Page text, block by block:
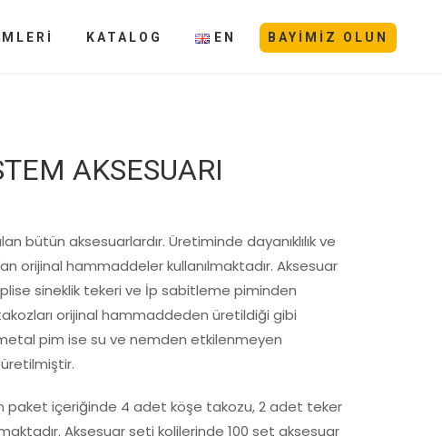
KATALOG EN BAYIMIZ OLUN
AKSESUARI
bütün aksesuarlardır. Üretiminde dayanıklılık ve
orijinal hammaddeler kullanılmaktadır. Aksesuar
sineklik tekeri ve İp sabitleme piminden
orijinal hammaddeden üretildiği gibi
pim ise su ve nemden etkilenmeyen
paket içeriğinde 4 adet köşe takozu, 2 adet teker
Aksesuar seti kolilerinde 100 set aksesuar